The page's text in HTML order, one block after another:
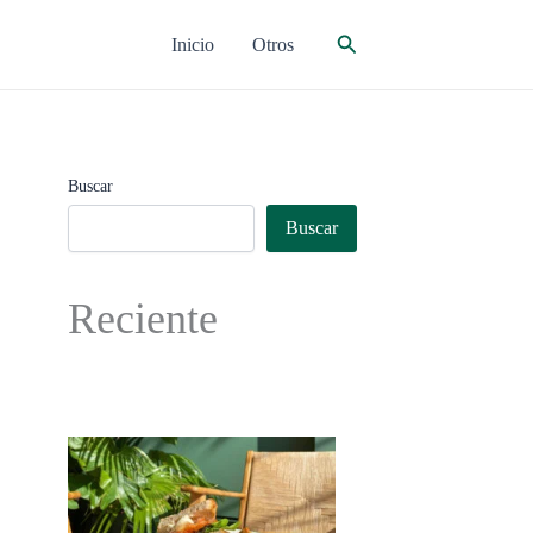
Inicio Otros Buscar
Buscar
Buscar
Reciente